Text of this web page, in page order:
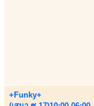
+Funky+